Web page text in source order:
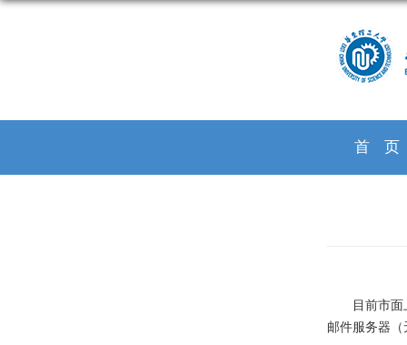
首
目前市面上
邮件服务器